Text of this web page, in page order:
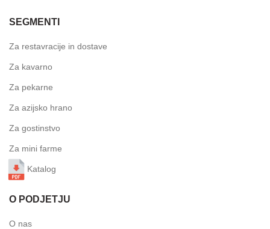
SEGMENTI
Za restavracije in dostave
Za kavarno
Za pekarne
Za azijsko hrano
Za gostinstvo
Za mini farme
Katalog
O PODJETJU
O nas